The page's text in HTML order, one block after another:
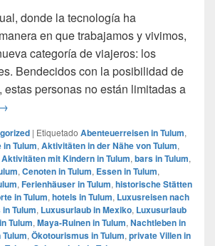
donde la tecnología ha
en que trabajamos y vivimos,
categoría de viajeros: los
Bendecidos con la posibilidad de
estas personas no están limitadas a
el paraíso favorito de los Nómadas
| Etiquetado Abenteuerreisen in Tulum,
Tulum, Aktivitäten in der Nähe von Tulum,
Aktivitäten mit Kindern in Tulum, bars in Tulum,
, Cenoten in Tulum, Essen in Tulum,
, Ferienhäuser in Tulum, historische Stätten
in Tulum, hotels in Tulum, Luxusreisen nach
Tulum, Luxusurlaub in Mexiko, Luxusurlaub
Tulum, Maya-Ruinen in Tulum, Nachtleben in
, Ökotourismus in Tulum, private Villen in